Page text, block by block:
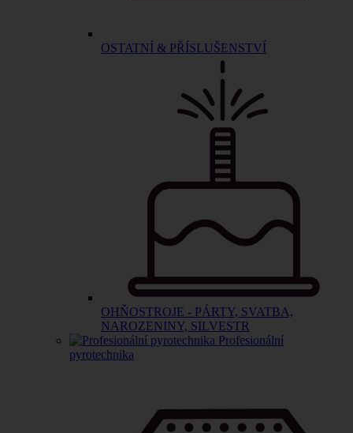
OSTATNÍ & PŘÍSLUŠENSTVÍ
OHŇOSTROJE - PÁRTY, SVATBA,
NAROZENINY, SILVESTR
Profesionální
pyrotechnika